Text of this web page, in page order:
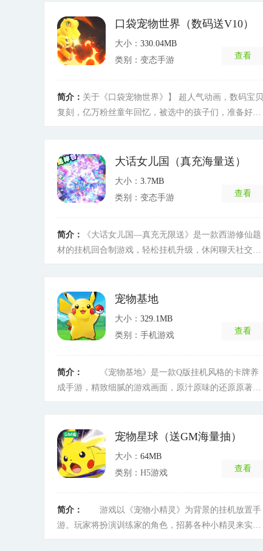
合，不同的武器装备，让战斗充满策略性!帮派玩法和各
种任务系统，奖励丰富拿到手不停，助你战力快速提升-
--刺激的跨服战斗---跨服pk，称霸魔法学院，万人关注
你的实力，助你走上人生巅峰!---装扮坐骑自由搭配-----
的强力坐骑称霸魔法世界。[详细]
口袋宠物世界（数码送V10）
大小： 330.04MB
类别：变态手游
查看
简介： 关于《口袋宠物世界》】 超人气动画，数码宝贝
复刻，亿万粉丝童年回忆，被选中的孩子们，准备好进
化、世界BOSS、各种独创玩法乐不停。超丰厚福利礼
品感恩赠送，奖品堆起来能绕数码世界三圈！亚古兽进
化，加布兽进化......这些熟悉而亲切的声音，这些难以
忘怀的感动，由《口袋宠物世界》为你一一重现，重温
物世界》，找回童年，携手战斗，拯救世界！[详细]
大话女儿国（真充海量送）
大小： 3.7MB
类别：变态手游
查看
简介：
《大话女儿国—真充无限送》是一款西游修仙题
材的挂机回合制游戏，轻松挂机升级，休闲聊天社交两
满策略性！ ---丰富的帮派玩法--- 各种任务系统，帮派
任务，奖励丰富拿到手不停，助你战力快速提升 ---刺激
的跨服战斗--- 跨服PK，称霸三界，万人关注你的实
力，助你走上人生巅峰！ ---装扮坐骑自由搭配--- Q萌
强力坐骑鏖战三界！[详细]
宠物基地
大小： 329.1MB
类别：手机游戏
查看
简介：
《宠物基地》是一款Q版挂机风格的卡牌养
成手游，精致细腻的游戏画面，原汁原味的还原原著经
PVE经典玩法，超多副本任务等着你来挑战。[详细]
宠物星球（送GM海量抽）
大小： 64MB
类别：H5游戏
查看
简介：
游戏以《宠物小精灵》为背景的挂机放置手
游。玩家将扮演训练家的角色，招募各种小精灵来实现